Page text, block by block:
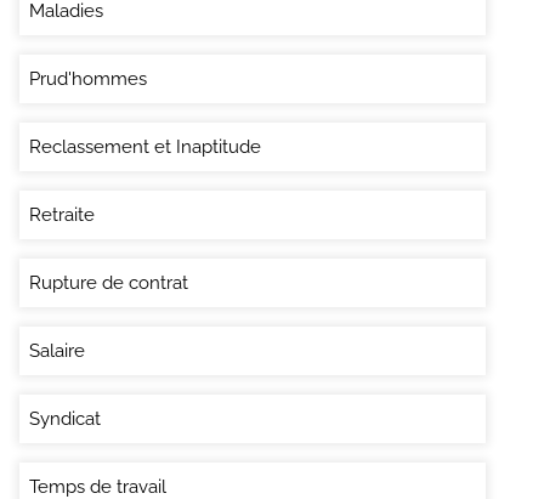
Maladies
Prud'hommes
Reclassement et Inaptitude
Retraite
Rupture de contrat
Salaire
Syndicat
Temps de travail